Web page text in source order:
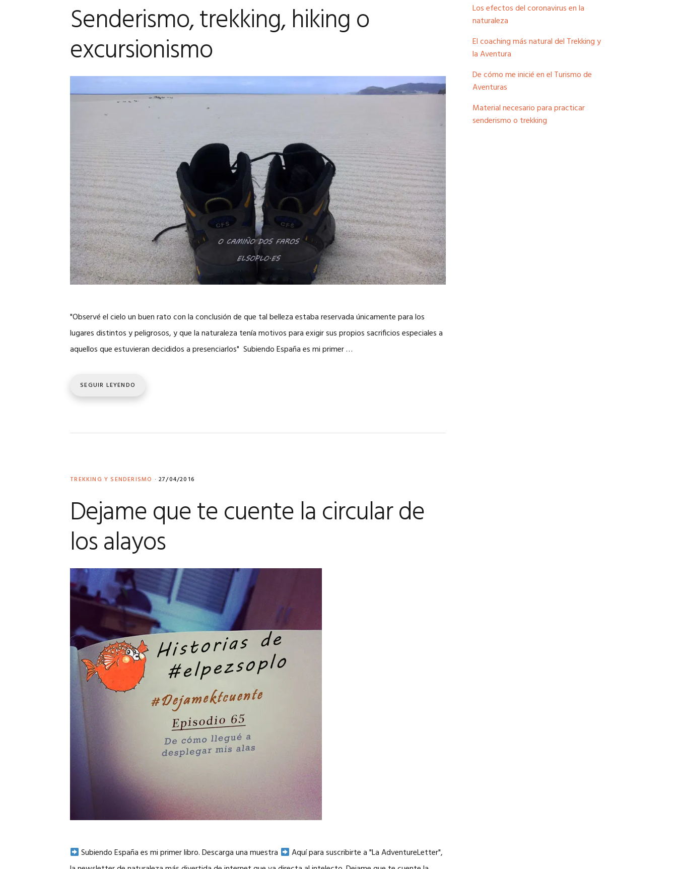
Senderismo, trekking, hiking o
excursionismo
"Observé el cielo un buen rato con la conclusión de que tal belleza estaba reservada únicamente para los
lugares distintos y peligrosos, y que la naturaleza tenía motivos para exigir sus propios sacrificios especiales a
aquellos que estuvieran decididos a presenciarlos" Subiendo España es mi primer …
SEGUIR LEYENDO
TREKKING Y SENDERISMO · 27/04/2016
Dejame que te cuente la circular de
los alayos
Subiendo España es mi primer libro. Descarga una muestra
Aquí para suscribirte a "La AdventureLetter",
Los efectos del coronavirus en la
naturaleza
El coaching más natural del Trekking y
la Aventura
De cómo me inicié en el Turismo de
Aventuras
Material necesario para practicar
senderismo o trekking